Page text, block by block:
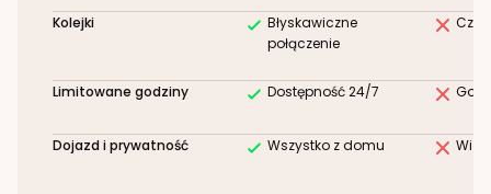
Kolejki
Błyskawiczne
połączenie
Limitowane godziny Dostępność 24/7
Dojazd i prywatność Wszystko z domu